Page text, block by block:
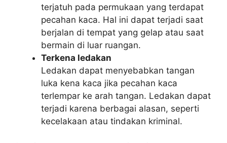
terjatuh pada permukaan yang terdapat
pecahan kaca. Hal ini dapat terjadi saat
berjalan di tempat yang gelap atau saat
bermain di luar ruangan.
Terkena ledakan
Ledakan dapat menyebabkan tangan
luka kena kaca jika pecahan kaca
terlempar ke arah tangan. Ledakan dapat
terjadi karena berbagai alasan, seperti
kecelakaan atau tindakan kriminal.